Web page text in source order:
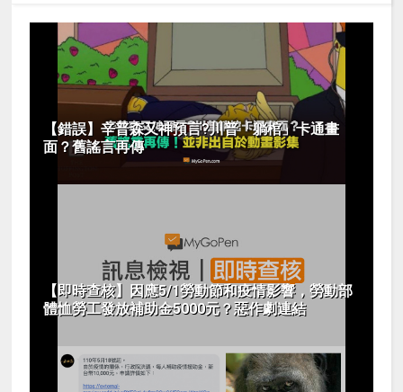
【錯誤】辛普森又神預言?川普「躺棺」卡通畫
面？舊謠言再傳
【即時查核】因應5/1勞動節和疫情影響，勞動部
體恤勞工發放補助金5000元？惡作劇連結